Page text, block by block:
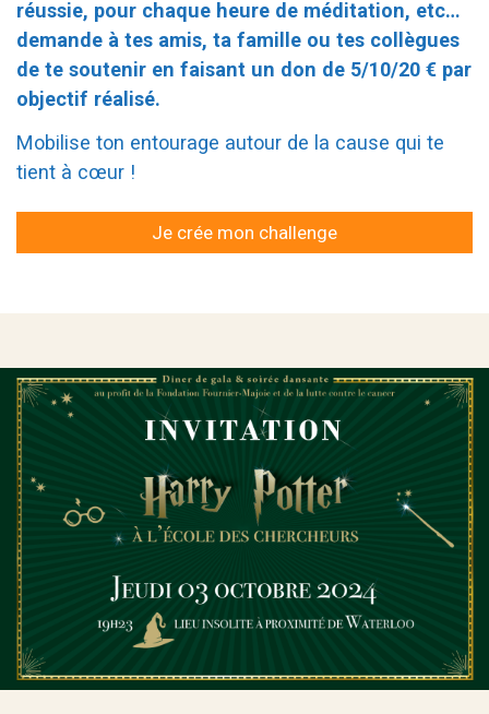
réussie, pour chaque heure de méditation, etc…
demande à tes amis, ta famille ou tes collègues
de te soutenir en faisant un don de 5/10/20 € par
objectif réalisé.
Mobilise ton entourage autour de la cause qui te
tient à cœur !
Je crée mon challenge